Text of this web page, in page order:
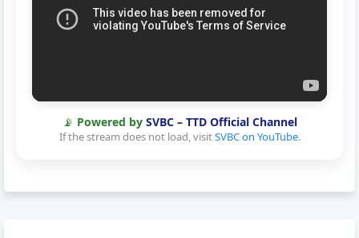
📡 Powered by SVBC – TTD Official Channel
If the stream does not load, visitSVBC on YouTube.